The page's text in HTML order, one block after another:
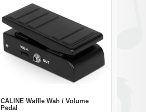
CALINE Waffle Wah / Volume
Pedal